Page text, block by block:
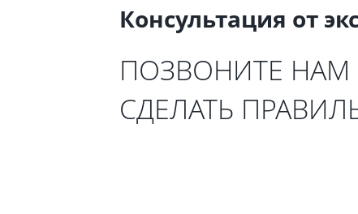
Консультация от
ПОЗВОНИТЕ
СДЕЛАТЬ